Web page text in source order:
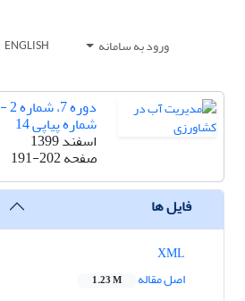
ورود به سامانه ENGLISH
دوره 7، شماره 2 -
شماره پیاپی 14
اسفند 1399
صفحه191-202
فایل ها
اصل مقاله
1.23 M